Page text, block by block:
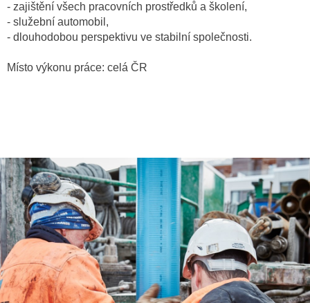
- zajištění všech pracovních prostředků a školení,
- služební automobil,
- dlouhodobou perspektivu ve stabilní společnosti.
Místo výkonu práce: celá ČR